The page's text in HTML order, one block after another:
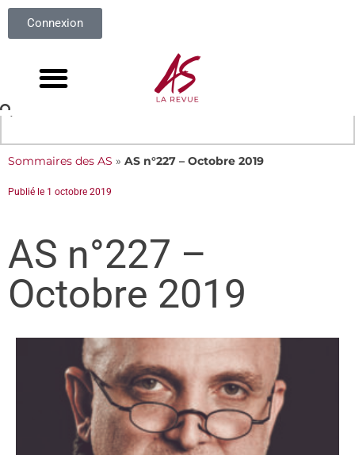
Connexion
Sommaires des AS » AS n°227 – Octobre 2019
Publié le 1 octobre 2019
AS n°227 –
Octobre 2019